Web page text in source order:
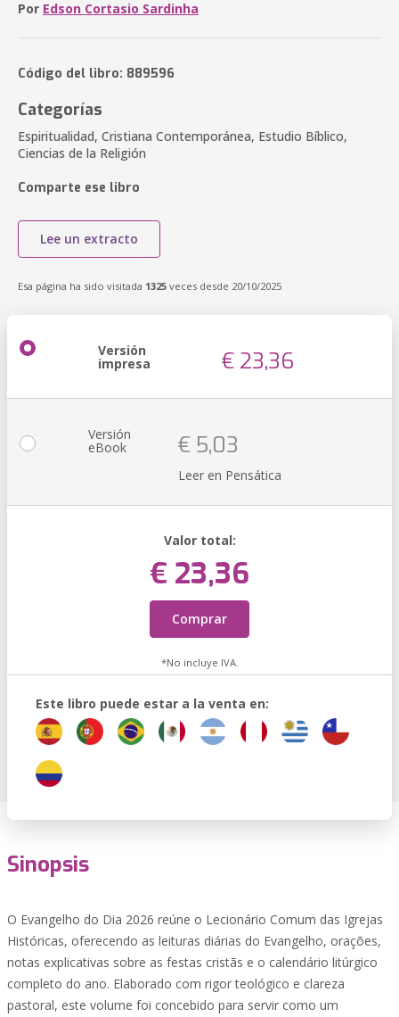
Por Edson Cortasio Sardinha
Código del libro: 889596
Categorías
Espiritualidad, Cristiana Contemporánea, Estudio Bíblico,
Ciencias de la Religión
Comparte ese libro
Lee un extracto
Esa página ha sido visitada 1325 veces desde 20/10/2025
Versión
impresa € 23,36
Versión
eBook € 5,03
Leer en Pensática
Valor total:
€ 23,36
Comprar
*No incluye IVA.
Este libro puede estar a la venta en:
Sinopsis
O Evangelho do Dia 2026 reúne o Lecionário Comum das Igrejas
Históricas, oferecendo as leituras diárias do Evangelho, orações,
notas explicativas sobre as festas cristãs e o calendário litúrgico
completo do ano. Elaborado com rigor teológico e clareza
pastoral, este volume foi concebido para servir como um